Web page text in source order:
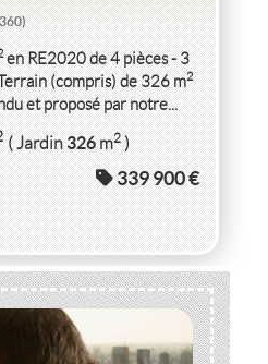
en RE2020 de 4 pièces - 3
(compris) de 326 m2
et proposé par notre...
( Jardin326m2)
339 900 €